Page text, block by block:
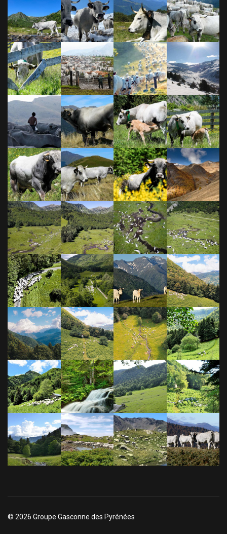
© 2026 Groupe Gasconne des Pyrénées